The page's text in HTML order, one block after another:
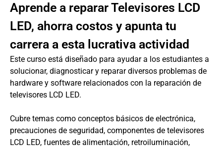
Aprende a reparar Televisores LCD
LED, ahorra costos y apunta tu
carrera a esta lucrativa actividad
Este curso está diseñado para ayudar a los estudiantes a
solucionar, diagnosticar y reparar diversos problemas de
hardware y software relacionados con la reparación de
televisores LCD LED.
Cubre temas como conceptos básicos de electrónica,
precauciones de seguridad, componentes de televisores
LCD LED, fuentes de alimentación, retroiluminación,